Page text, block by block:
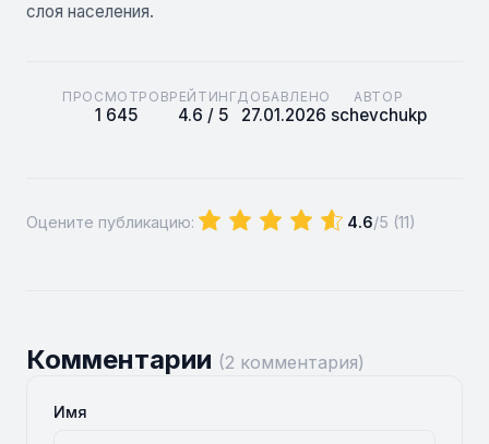
слоя населения.
ПРОСМОТРОВ
1 645
РЕЙТИНГ
4.6 / 5
ДОБАВЛЕНО
27.01.2026
АВТОР
schevchukp
Оцените публикацию: 4.6/5 (11)
Комментарии (2 комментария)
Имя